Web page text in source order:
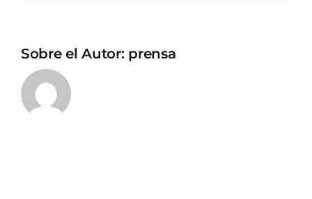
Sobre el Autor: prensa